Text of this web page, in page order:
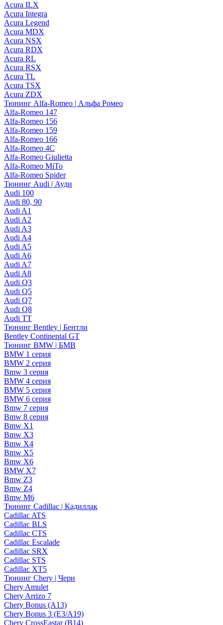
Acura ILX
Acura Integra
Acura Legend
Acura MDX
Acura NSX
Acura RDX
Acura RL
Acura RSX
Acura TL
Acura TSX
Acura ZDX
Тюнинг Alfa-Romeo | Альфа Ромео
Alfa-Romeo 147
Alfa-Romeo 156
Alfa-Romeo 159
Alfa-Romeo 166
Alfa-Romeo 4C
Alfa-Romeo Giulietta
Alfa-Romeo MiTo
Alfa-Romeo Spider
Тюнинг Audi | Ауди
Audi 100
Audi 80, 90
Audi A1
Audi A2
Audi A3
Audi A4
Audi A5
Audi A6
Audi A7
Audi A8
Audi Q3
Audi Q5
Audi Q7
Audi Q8
Audi TT
Тюнинг Bentley | Бентли
Bentley Continental GT
Тюнинг BMW | БМВ
BMW 1 серия
BMW 2 серия
Bmw 3 серия
BMW 4 серия
BMW 5 серия
BMW 6 серия
Bmw 7 серия
Bmw 8 серия
Bmw X1
Bmw X3
Bmw X4
Bmw X5
Bmw X6
BMW X7
Bmw Z3
Bmw Z4
Bmw М6
Тюнинг Cadillac | Кадиллак
Cadillac ATS
Cadillac BLS
Cadillac CTS
Cadillac Escalade
Cadillac SRX
Cadillac STS
Cadillac XT5
Тюнинг Chery | Чери
Chery Amulet
Chery Arrizo 7
Chery Bonus (A13)
Chery Bonus 3 (E3/A19)
Chery CrossEastar (B14)